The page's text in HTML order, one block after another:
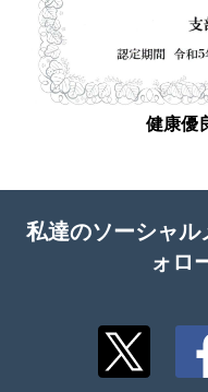
健康優
私達のソーシャル
ォロ